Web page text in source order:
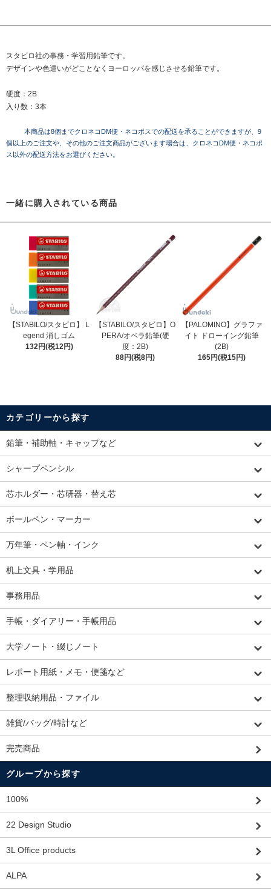
スタビロ社の事務・学習用鉛筆です。
デザインや色遣いがどことなくヨーロッパを感じさせる鉛筆です。
硬度：2B
入り数：3本
本商品は8個までクロネコDM便・ネコポスでの配送を承ることができますが、9
個以上のご注文や、その他のご注文商品がございます場合は、クロネコDM便・ネコポ
ス以外の配送方法をお選びください。
一緒に購入されている商品
【STABILO/スタビロ】 L
egend 消しゴム
132円(税12円)
【STABILO/スタビロ】O
PERA/オペラ鉛筆(硬
度：2B)
88円(税8円)
【PALOMINO】グラファ
イト ドローイング鉛筆
(2B)
165円(税15円)
カテゴリーから探す
鉛筆・補助軸・キャップなど
シャープペンシル
芯ホルダー・芯研器・替え芯
ボールペン・マーカー
万年筆・ペン軸・インク
机上文具・学用品
事務用品
手帳・ダイアリー・手帳用品
大学ノート・綴じノート
レポート用紙・メモ・便箋など
整理収納用品・ファイル
雑貨/バッグ/時計など
完売商品
グループから探す
100%
22 Design Studio
3L Office products
ALPA